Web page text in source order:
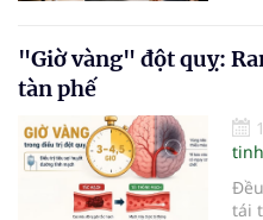
"Giờ vàng" đột quỵ:
tàn phế
tái